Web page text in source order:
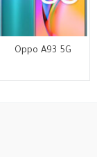
Oppo A93 5G